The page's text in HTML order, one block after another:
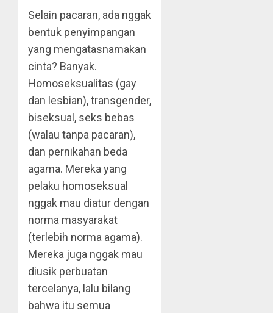
Selain pacaran, ada nggak
bentuk penyimpangan
yang mengatasnamakan
cinta? Banyak.
Homoseksualitas (gay
dan lesbian), transgender,
biseksual, seks bebas
(walau tanpa pacaran),
dan pernikahan beda
agama. Mereka yang
pelaku homoseksual
nggak mau diatur dengan
norma masyarakat
(terlebih norma agama).
Mereka juga nggak mau
diusik perbuatan
tercelanya, lalu bilang
bahwa itu semua